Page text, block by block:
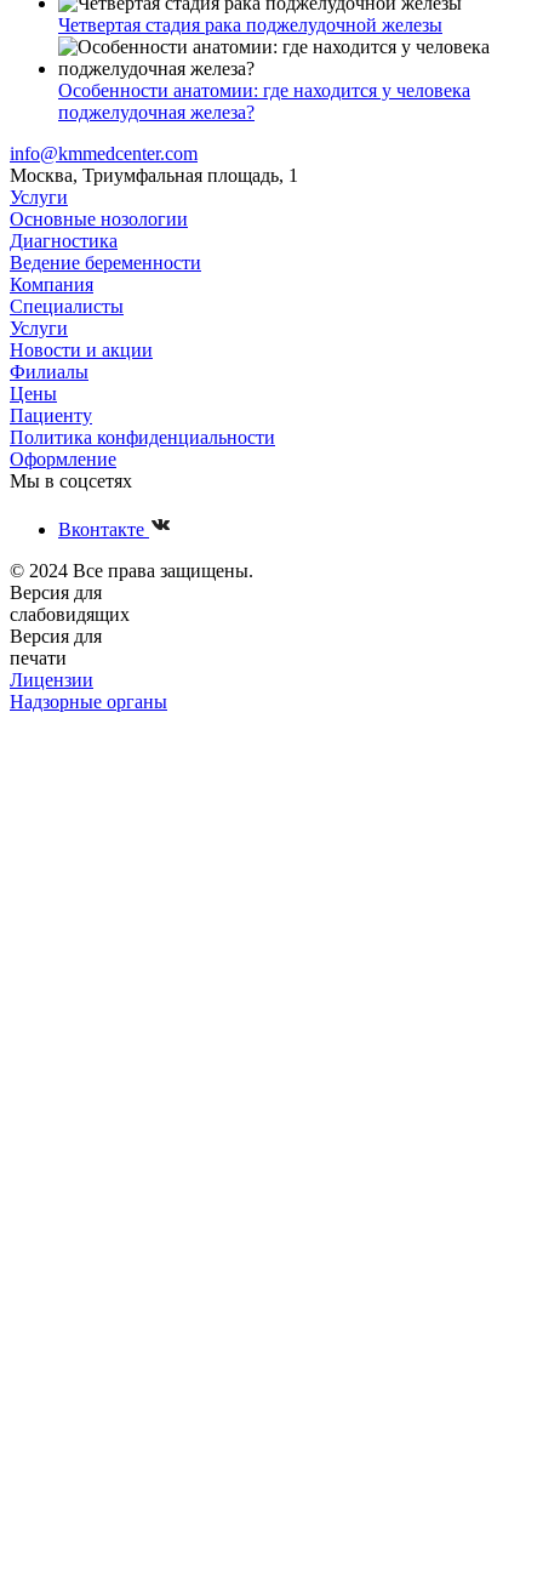
Четвертая стадия рака поджелудочной железы
Особенности анатомии: где находится у человека
поджелудочная железа?
info@kmmedcenter.com
Москва, Триумфальная площадь, 1
Услуги
Основные нозологии
Диагностика
Ведение беременности
Компания
Специалисты
Услуги
Новости и акции
Филиалы
Цены
Пациенту
Политика конфиденциальности
Оформление
Мы в соцсетях
Вконтакте
© 2024 Все права защищены.
Версия для
слабовидящих
Версия для
печати
Лицензии
Надзорные органы